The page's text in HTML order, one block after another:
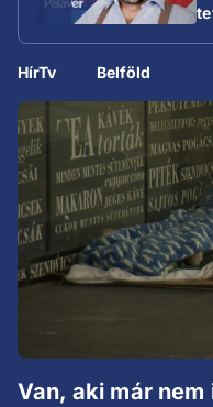
HírTv Belföld
Van, aki már